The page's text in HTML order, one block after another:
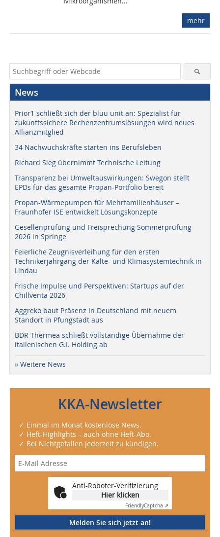
mehr
News
Prior1 schließt sich der bluu unit an: Spezialist für
zukunftssichere Rechenzentrumslösungen wird neues
Allianzmitglied
34 Nachwuchskräfte starten ins Berufsleben
Richard Sieg übernimmt Technische Leitung
Transparenz bei Umweltauswirkungen: Swegon stellt
EPDs für das gesamte Propan-Portfolio bereit
Propan-Wärmepumpen für Mehrfamilienhäuser –
Fraunhofer ISE entwickelt Lösungskonzepte
Gesellenprüfung und Freisprechung Sommerprüfung
2026 in Springe
Feierliche Zeugnisverleihung für den ersten
Technikerjahrgang der Kälte- und Klimasystemtechnik in
Lindau
Frische Impulse und Perspektiven: Startups auf der
Chillventa 2026
Aggreko baut Präsenz in Deutschland mit neuem
Standort in Pfungstadt aus
BDR Thermea schließt vollständige Übernahme der
italienischen G.I. Holding ab
» Weitere News
KKA-Newsletter
✓ Einmal im Monat kostenlose News.
✓ Heft-Highlights – auch ohne Heft-Abo.
✓ Bei Nichtgefallen jederzeit zu kündigen.
Anti-Roboter-Verifizierung
Hier klicken
FriendlyCaptcha ⇗
Melden Sie sich jetzt an!